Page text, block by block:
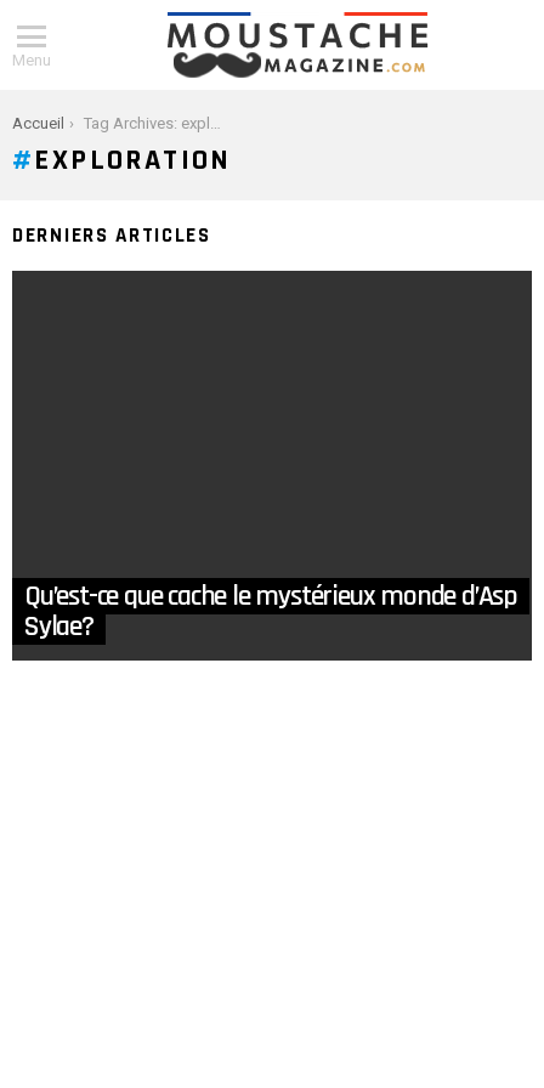
Menu
You are here:
Accueil Tag Archives: exploration
EXPLORATION
DERNIERS ARTICLES
Qu’est-ce que cache le mystérieux monde d’Asp
Sylae?